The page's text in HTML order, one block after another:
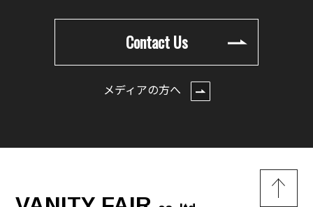
Contact Us
メディアの方へ